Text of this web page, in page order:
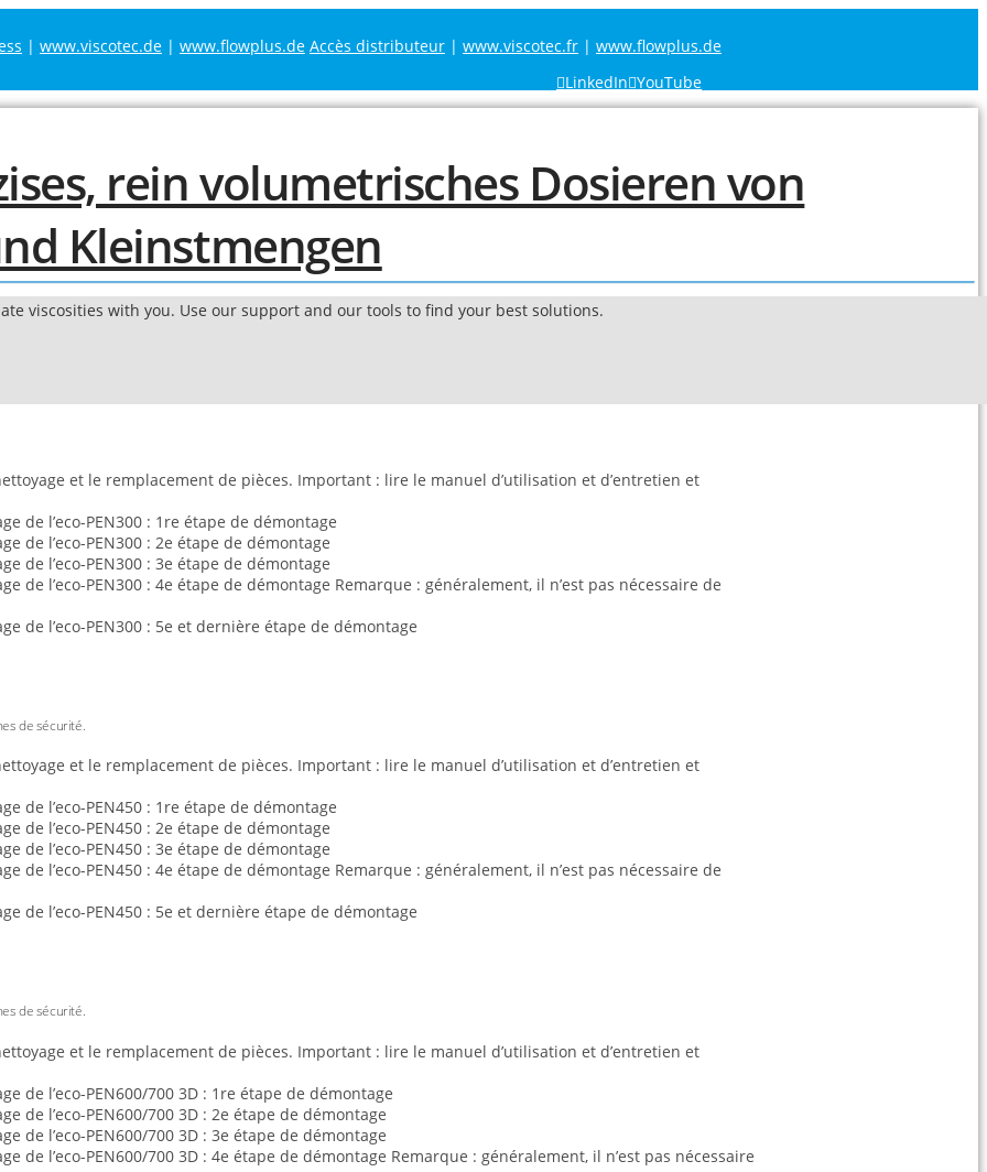
| www.viscotec.de | www.flowplus.de Accès distributeur | www.viscotec.fr | www.flowplus.de
LinkedIn YouTube
viscosities with you. Use our support and our tools to find your best solutions.
et le remplacement de pièces. Important : lire le manuel d’utilisation et d’entretien et
de l’eco-PEN300 : 1re étape de démontage
de l’eco-PEN300 : 2e étape de démontage
de l’eco-PEN300 : 3e étape de démontage
de l’eco-PEN300 : 4e étape de démontage Remarque : généralement, il n’est pas nécessaire de
de l’eco-PEN300 : 5e et dernière étape de démontage
de sécurité.
et le remplacement de pièces. Important : lire le manuel d’utilisation et d’entretien et
de l’eco-PEN450 : 1re étape de démontage
de l’eco-PEN450 : 2e étape de démontage
de l’eco-PEN450 : 3e étape de démontage
de l’eco-PEN450 : 4e étape de démontage Remarque : généralement, il n’est pas nécessaire de
de l’eco-PEN450 : 5e et dernière étape de démontage
de sécurité.
et le remplacement de pièces. Important : lire le manuel d’utilisation et d’entretien et
de l’eco-PEN600/700 3D : 1re étape de démontage
de l’eco-PEN600/700 3D : 2e étape de démontage
de l’eco-PEN600/700 3D : 3e étape de démontage
de l’eco-PEN600/700 3D : 4e étape de démontage Remarque : généralement, il n’est pas nécessaire